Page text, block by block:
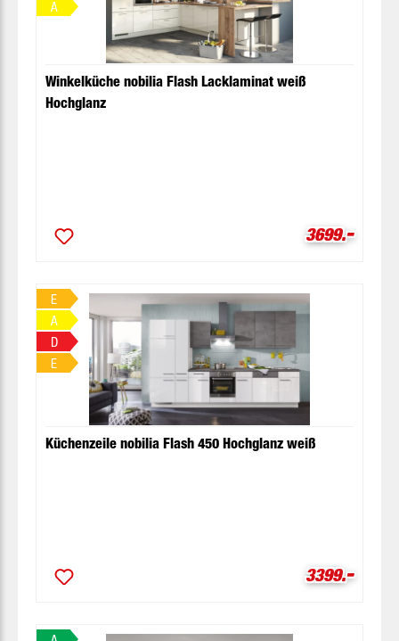
A
Winkelküche nobilia Flash Lacklaminat weiß
Hochglanz
3699.-
E
A
D
E
Küchenzeile nobilia Flash 450 Hochglanz weiß
3399.-